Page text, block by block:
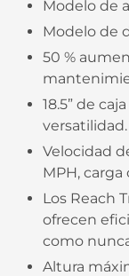
Modelo de
Modelo de
50 %
18.5” de
versatilidad.
Velocidad
MPH,
Los Reach
ofrecen
como
Altura